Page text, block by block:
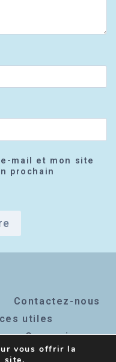
mail et mon site
prochain
Contactez-nous
utiles
Connexion
vous offrir la